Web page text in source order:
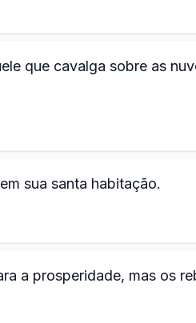
que cavalga sobre as
sua santa habitação.
a prosperidade, mas os